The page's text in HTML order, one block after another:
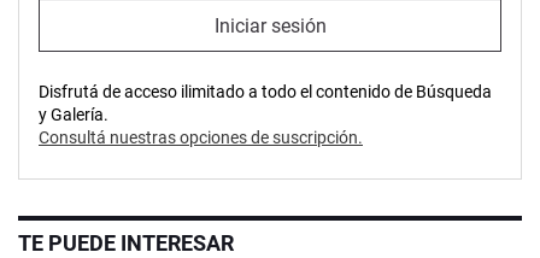
Iniciar sesión
Disfrutá de acceso ilimitado a todo el contenido de Búsqueda
y Galería.
Consultá nuestras opciones de suscripción.
TE PUEDE INTERESAR